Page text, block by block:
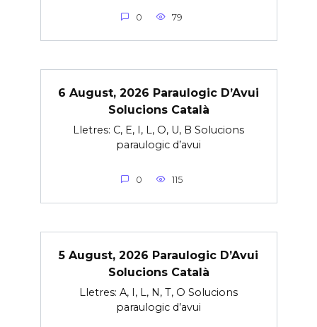
0 79
6 August, 2026 Paraulogic D’Avui
Solucions Català
Lletres: C, E, I, L, O, U, B Solucions
paraulogic d’avui
0 115
5 August, 2026 Paraulogic D’Avui
Solucions Català
Lletres: A, I, L, N, T, O Solucions
paraulogic d’avui